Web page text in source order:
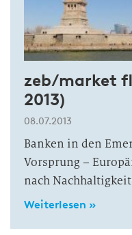
zeb/market
2013)
08.07.2013
Banken in den
Vorsprung –
nach
Weiterlesen »